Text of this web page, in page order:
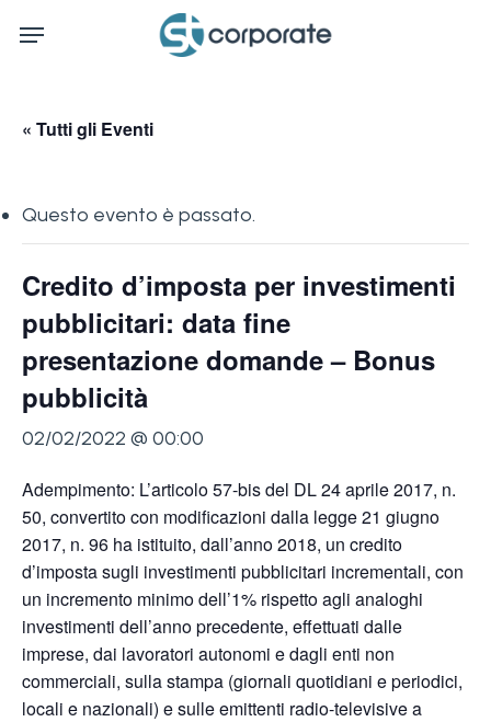
Menu
« Tutti gli Eventi
Questo evento è passato.
Credito d’imposta per investimenti
pubblicitari: data fine
presentazione domande – Bonus
pubblicità
02/02/2022 @ 00:00
Adempimento: L’articolo 57-bis del DL 24 aprile 2017, n.
50, convertito con modificazioni dalla legge 21 giugno
2017, n. 96 ha istituito, dall’anno 2018, un credito
d’imposta sugli investimenti pubblicitari incrementali, con
un incremento minimo dell’1% rispetto agli analoghi
investimenti dell’anno precedente, effettuati dalle
imprese, dai lavoratori autonomi e dagli enti non
commerciali, sulla stampa (giornali quotidiani e periodici,
locali e nazionali) e sulle emittenti radio-televisive a